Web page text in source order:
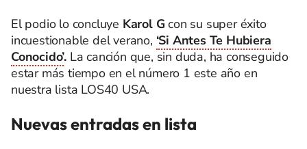
El podio lo concluye Karol G con su super éxito
incuestionable del verano, ‘Si Antes Te Hubiera
Conocido’. La canción que, sin duda, ha conseguido
estar más tiempo en el número 1 este año en
nuestra lista LOS40 USA.
Nuevas entradas en lista